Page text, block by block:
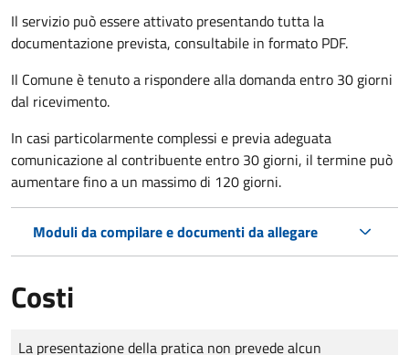
Il servizio può essere attivato presentando tutta la
documentazione prevista, consultabile in formato PDF.
Il Comune è tenuto a rispondere alla domanda entro 30 giorni
dal ricevimento.
In casi particolarmente complessi e previa adeguata
comunicazione al contribuente entro 30 giorni, il termine può
aumentare fino a un massimo di 120 giorni.
Moduli da compilare e documenti da allegare
Costi
Tipo di pagamento
Importo
La presentazione della pratica non prevede alcun